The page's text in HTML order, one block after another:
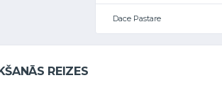
Dace Pastare
REIZES